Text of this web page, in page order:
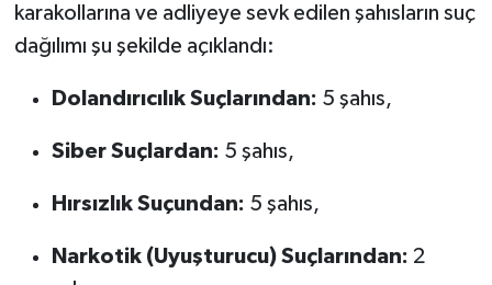
karakollarına ve adliyeye sevk edilen şahısların suç
dağılımı şu şekilde açıklandı:
Dolandırıcılık Suçlarından: 5 şahıs,
Siber Suçlardan: 5 şahıs,
Hırsızlık Suçundan: 5 şahıs,
Narkotik (Uyuşturucu) Suçlarından: 2